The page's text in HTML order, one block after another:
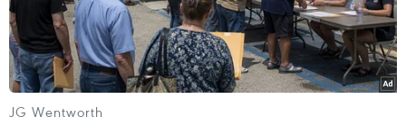
Theo dõi VietnamPlus
JG Wentworth